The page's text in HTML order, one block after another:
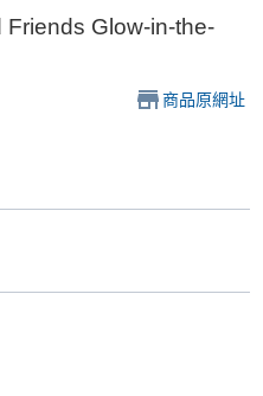
Glow-in-the-
商品原網址